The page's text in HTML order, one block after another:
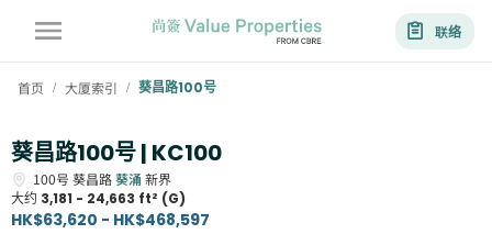
联络
首页 / 大厦索引 / 葵昌路100号
葵昌路100号 | KC100
100号 葵昌路葵涌 新界
大约 3,181 - 24,663 ft² (G)
HK$63,620 - HK$468,597